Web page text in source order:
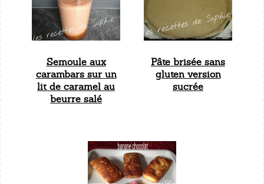
Semoule aux
carambars sur un
lit de caramel au
beurre salé
Pâte brisée sans
gluten version
sucrée